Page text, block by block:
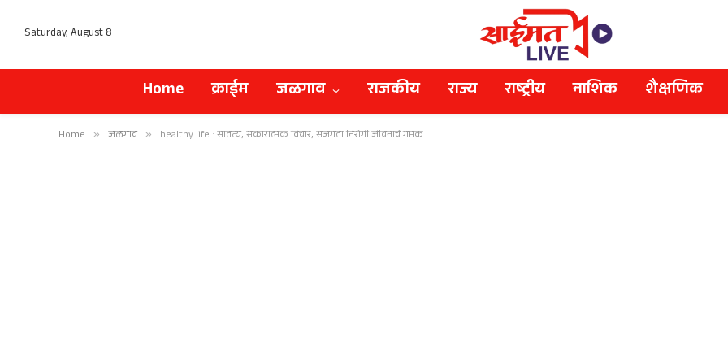
Saturday, August 8
Home क्राईम जळगाव राजकीय राज्य राष्ट्रीय नाशिक शैक्षणिक
Home » जळगाव » healthy life : सातत्य, सकारात्मक विचार, सजगता निरोगी जीवनाचे गमक